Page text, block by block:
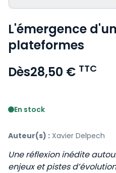
L'émergence
plateformes
Dès28,50 € TTC
En stock
Auteur(s) : Xavier Delpech
Une réflexion inédite
enjeux et pistes